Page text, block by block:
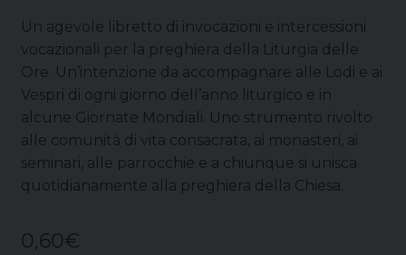
Un agevole libretto di invocazioni e intercessioni
vocazionali per la preghiera della Liturgia delle
Ore. Un’intenzione da accompagnare alle Lodi e ai
Vespri di ogni giorno dell’anno liturgico e in
alcune Giornate Mondiali. Uno strumento rivolto
alle comunità di vita consacrata, ai monasteri, ai
seminari, alle parrocchie e a chiunque si unisca
quotidianamente alla preghiera della Chiesa.
0,60€